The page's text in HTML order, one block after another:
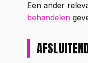
Een ander
behandelen